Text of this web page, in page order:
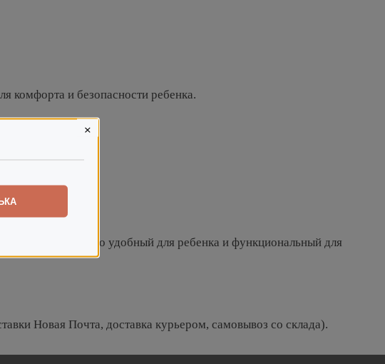
комфорта и безопасности ребенка.
максимально удобный для ребенка и функциональный для
Новая Почта, доставка курьером, самовывоз со склада).
×